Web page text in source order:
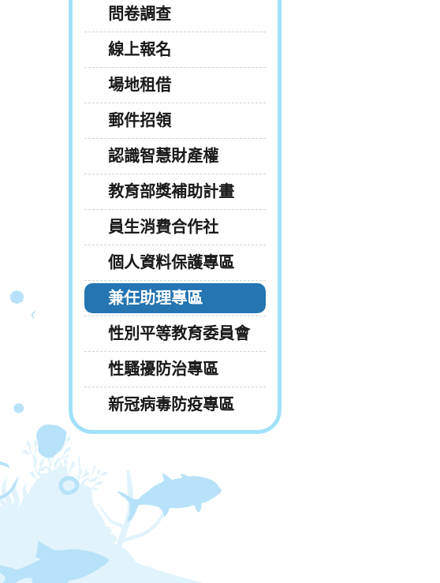
問卷調查
線上報名
場地租借
郵件招領
認識智慧財產權
教育部獎補助計畫
員生消費合作社
個人資料保護專區
兼任助理專區
性別平等教育委員會
性騷擾防治專區
新冠病毒防疫專區